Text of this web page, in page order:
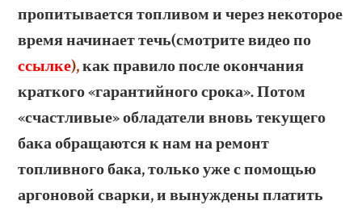
пропитывается топливом и через некоторое
время начинает течь(смотрите видео по
ссылке),как правило после окончания
краткого «гарантийного срока». Потом
«счастливые» обладатели вновь текущего
бака обращаются к нам на ремонт
топливного бака, только уже с помощью
аргоновой сварки, и вынуждены платить